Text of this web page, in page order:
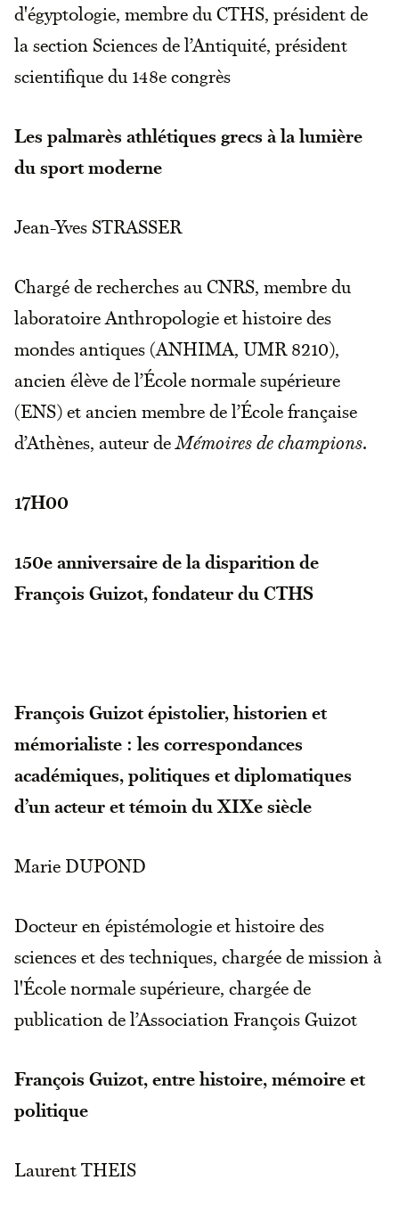
d'égyptologie, membre du CTHS, président de
la section Sciences de l’Antiquité, président
scientifique du 148e congrès
Les palmarès athlétiques grecs à la lumière
du sport moderne
Jean-Yves STRASSER
Chargé de recherches au CNRS, membre du
laboratoire Anthropologie et histoire des
mondes antiques (ANHIMA, UMR 8210),
ancien élève de l’École normale supérieure
(ENS) et ancien membre de l’École française
d’Athènes, auteur deMémoires de champions.
17H00
150e anniversaire de la disparition de
François Guizot, fondateur du CTHS
François Guizot épistolier, historien et
mémorialiste : les correspondances
académiques, politiques et diplomatiques
d’un acteur et témoin du XIXe siècle
Marie DUPOND
Docteur en épistémologie et histoire des
sciences et des techniques, chargée de mission à
l'École normale supérieure, chargée de
publication de l’Association François Guizot
François Guizot, entre histoire, mémoire et
politique
Laurent THEIS